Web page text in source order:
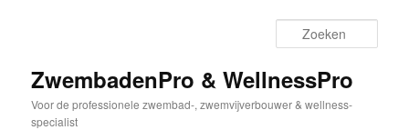
inhoudZwembadenPro & WellnessPro
Voor de professionele zwembad-, zwemvijverbouwer & wellness-
specialist